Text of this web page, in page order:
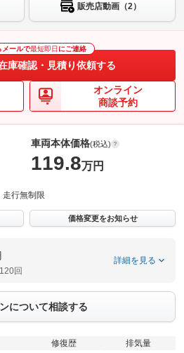
販売店動画（2）
メールで最短即日 にご連絡
庫確認・見積り依頼する
オンライン
商談予約
車両本体価格(税込)
119.8万円
走行無制限
価格変更をお知らせ
回
詳細を見る
について相談する
修復歴 排気量